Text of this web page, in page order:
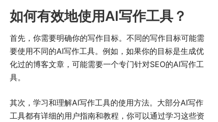
如何有效地使用AI写作工具？
首先，你需要明确你的写作目标。不同的写作目标可能需
要使用不同的AI写作工具。例如，如果你的目标是生成优
化过的博客文章，可能需要一个专门针对SEO的AI写作工
具。
其次，学习和理解AI写作工具的使用方法。大部分AI写作
工具都有详细的用户指南和教程，你可以通过学习这些资